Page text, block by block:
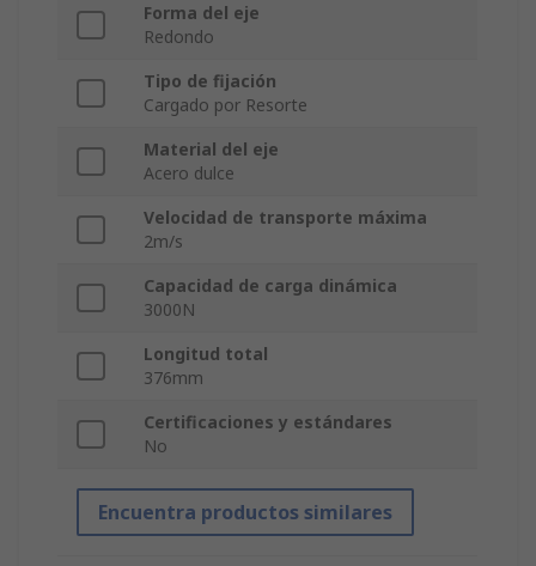
Forma del eje
Redondo
Tipo de fijación
Cargado por Resorte
Material del eje
Acero dulce
Velocidad de transporte máxima
2m/s
Capacidad de carga dinámica
3000N
Longitud total
376mm
Certificaciones y estándares
No
Encuentra productos similares